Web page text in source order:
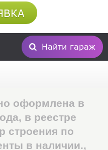
Найти гараж
оформлена в
в реестре
строения по
в наличии.,